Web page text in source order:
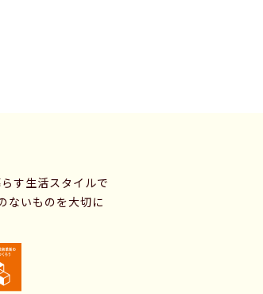
す生活スタイルで
ないものを大切に